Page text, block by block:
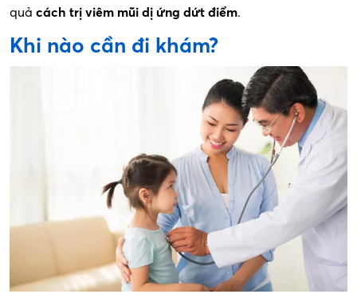
quả cách trị viêm mũi dị ứng dứt điểm.
Khi nào cần đi khám?